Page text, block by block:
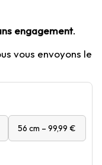
engagement.
vous envoyons le
56 cm – 99,99 €